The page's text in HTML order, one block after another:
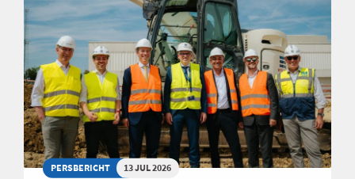
PERSBERICHT 13 JUL 2026